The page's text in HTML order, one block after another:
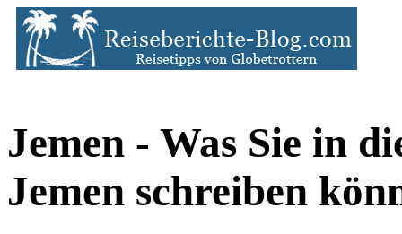
Jemen - Was Sie in
Jemen schreiben